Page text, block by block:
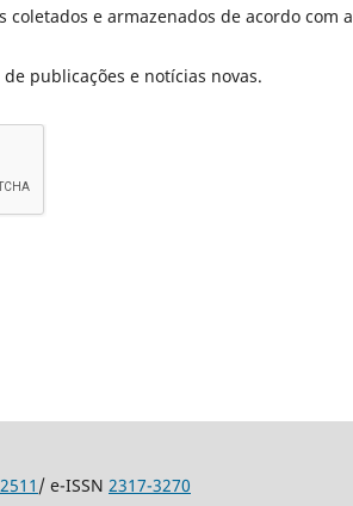
e armazenados de acordo com a
publicações e notícias novas.
/ e-ISSN 2317-3270